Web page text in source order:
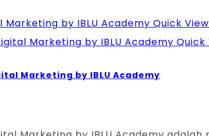
Quick View
Quick
Marketing by IBLU Academy